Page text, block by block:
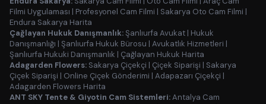
Filmi Uygulaması | Profesyonel Cam Filmi | Sakarya Oto Cam Filmi |
Endura Sakarya Harita
Çağlayan Hukuk Danışmanlık:Şanlıurfa Avukat | Hukuk
Danışmanlığı | Şanlıurfa Hukuk Bürosu | Avukatlık Hizmetleri |
Şanlıurfa Hukuki Danışmanlık | Çağlayan Hukuk Harita
Adagarden Flowers: Sakarya Çiçekçi | Çiçek Siparişi | Sakarya
Çiçek Siparişi | Online Çiçek Gönderimi | Adapazarı Çiçekçi |
Adagarden Flowers Harita
ANT SKY Tente & Giyotin Cam Sistemleri:Antalya Cam